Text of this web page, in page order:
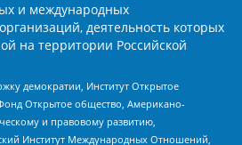
и международных
деятельность которых
на территории Российской
демократии, Институт Открытое
Открытое общество, Американо-
и правовому развитию,
Институт Международных Отношений,